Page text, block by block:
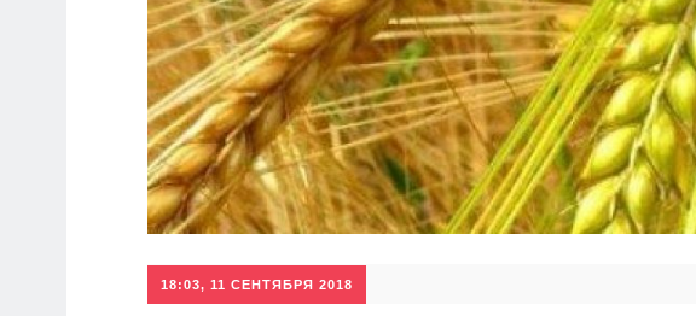
18:03, 11 СЕНТЯБРЯ 2018